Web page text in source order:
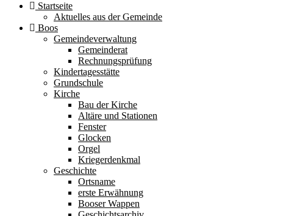
Startseite
Aktuelles aus der Gemeinde
Boos
Gemeindeverwaltung
Gemeinderat
Rechnungsprüfung
Kindertagesstätte
Grundschule
Kirche
Bau der Kirche
Altäre und Stationen
Fenster
Glocken
Orgel
Kriegerdenkmal
Geschichte
Ortsname
erste Erwähnung
Booser Wappen